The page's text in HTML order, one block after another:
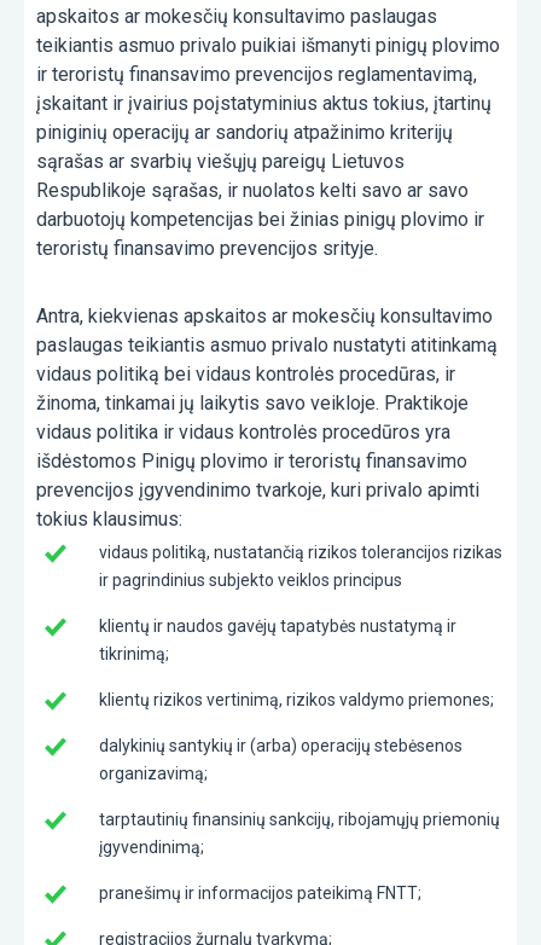
apskaitos ar mokesčių konsultavimo paslaugas
teikiantis asmuo privalo puikiai išmanyti pinigų plovimo
ir teroristų finansavimo prevencijos reglamentavimą,
įskaitant ir įvairius poįstatyminius aktus tokius, įtartinų
piniginių operacijų ar sandorių atpažinimo kriterijų
sąrašas ar svarbių viešųjų pareigų Lietuvos
Respublikoje sąrašas, ir nuolatos kelti savo ar savo
darbuotojų kompetencijas bei žinias pinigų plovimo ir
teroristų finansavimo prevencijos srityje.
Antra, kiekvienas apskaitos ar mokesčių konsultavimo
paslaugas teikiantis asmuo privalo nustatyti atitinkamą
vidaus politiką bei vidaus kontrolės procedūras, ir
žinoma, tinkamai jų laikytis savo veikloje. Praktikoje
vidaus politika ir vidaus kontrolės procedūros yra
išdėstomos Pinigų plovimo ir teroristų finansavimo
prevencijos įgyvendinimo tvarkoje, kuri privalo apimti
tokius klausimus:
vidaus politiką, nustatančią rizikos tolerancijos rizikas
ir pagrindinius subjekto veiklos principus
klientų ir naudos gavėjų tapatybės nustatymą ir
tikrinimą;
klientų rizikos vertinimą, rizikos valdymo priemones;
dalykinių santykių ir (arba) operacijų stebėsenos
organizavimą;
tarptautinių finansinių sankcijų, ribojamųjų priemonių
įgyvendinimą;
pranešimų ir informacijos pateikimą FNTT;
registracijos žurnalų tvarkymą;